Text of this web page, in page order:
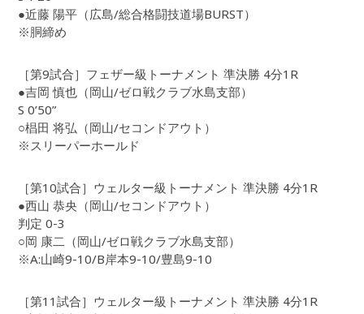
●近藤 陽平（広島/総合格闘技道場BURST）
※胴締め
［第9試合］フェザー級トーナメント 準決勝 4分1R
●吉岡 慎也（岡山/ゼロ戦クラブ水島支部）
S 0’50”
○椙田 将弘（岡山/セコンドアウト）
※スリーパーホールド
［第10試合］ウェルター級トーナメント 準決勝 4分1R
●西山 恭央（岡山/セコンドアウト）
判定 0-3
○岡 康二（岡山/ゼロ戦クラブ水島支部）
※A:山崎9-10/B岸本9-10/豊島9-10
［第11試合］ウェルター級トーナメント 準決勝 4分1R